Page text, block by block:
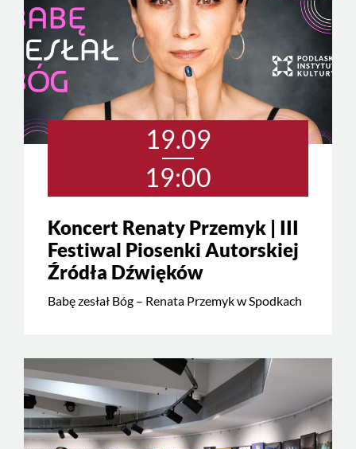
19.09
19:00
Koncert Renaty Przemyk | III
Festiwal Piosenki Autorskiej
Źródła Dźwięków
Babę zesłał Bóg – Renata Przemyk w Spodkach